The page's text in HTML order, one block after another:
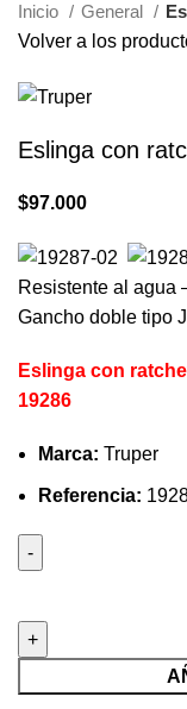
Inicio General
Volver a los
Eslinga con
$97.000
Resistente al agua
Gancho doble tipo J
Eslinga con
19286
Marca: Truper
Referencia:
ratchet,